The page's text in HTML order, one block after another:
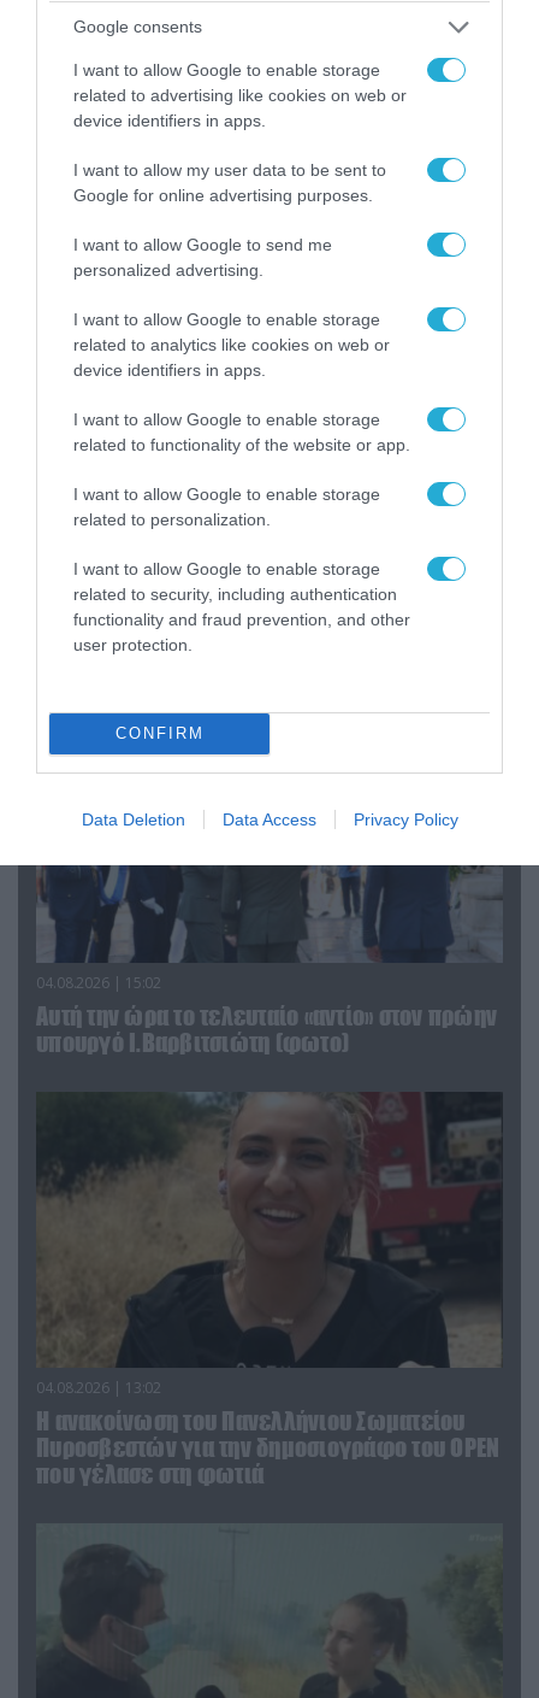
Google consents
I want to allow Google to enable storage
related to advertising like cookies on web or
device identifiers in apps.
I want to allow my user data to be sent to
Google for online advertising purposes.
I want to allow Google to send me
personalized advertising.
I want to allow Google to enable storage
related to analytics like cookies on web or
device identifiers in apps.
I want to allow Google to enable storage
related to functionality of the website or app.
I want to allow Google to enable storage
related to personalization.
I want to allow Google to enable storage
related to security, including authentication
functionality and fraud prevention, and other
user protection.
CONFIRM
Data Deletion Data Access Privacy Policy
06.08.2026 | 14:02
«Επιχείρηση ελεύθερα πεζοδρόμια» στην
Αθήνα: Απομακρύνθηκαν παράνομα
αντικείμενα από κοινόχρηστους χώρους
«Οι εντελώς αθώοι»: Η ανάρτηση του Αρκά για
τα ζώα που χάθηκαν στις πυρκαγιές της
Αττικής (φωτο)
04.08.2026 | 15:02
Αυτή την ώρα το τελευταίο «αντίο» στον πρώην
υπουργό Ι.Βαρβιτσιώτη (φωτο)
04.08.2026 | 13:02
Η ανακοίνωση του Πανελλήνιου Σωματείου
Πυροσβεστών για την δημοσιογράφο του OPEN
που γέλασε στη φωτιά